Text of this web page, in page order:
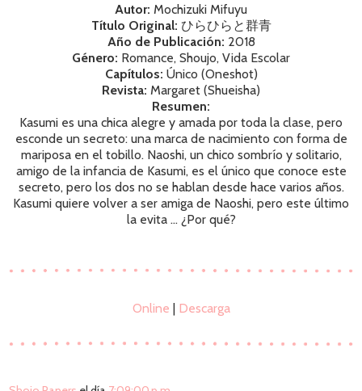
Autor: Mochizuki Mifuyu
Título Original: ひらひらと群青
Año de Publicación: 2018
Género: Romance, Shoujo, Vida Escolar
Capítulos: Único (Oneshot)
Revista: Margaret (Shueisha)
Resumen:
Kasumi es una chica alegre y amada por toda la clase, pero
esconde un secreto: una marca de nacimiento con forma de
mariposa en el tobillo. Naoshi, un chico sombrío y solitario,
amigo de la infancia de Kasumi, es el único que conoce este
secreto, pero los dos no se hablan desde hace varios años.
Kasumi quiere volver a ser amiga de Naoshi, pero este último
la evita ... ¿Por qué?
Online Descarga